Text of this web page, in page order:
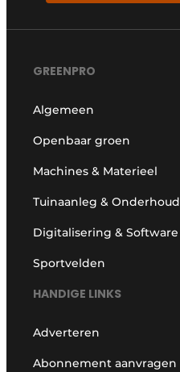
GREENPRO
Algemeen
Openbaar groen
Machines & Materieel
Tuinaanleg & Onderhoud
Digitalisering & Software
Sportvelden
HANDIGE LINKS
Adverteren
Abonnement aanvragen